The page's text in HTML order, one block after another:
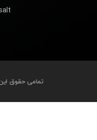
تمامی حقوق